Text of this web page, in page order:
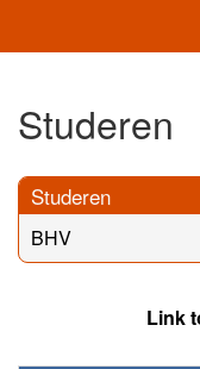
Studeren
Studeren
BHV
Link